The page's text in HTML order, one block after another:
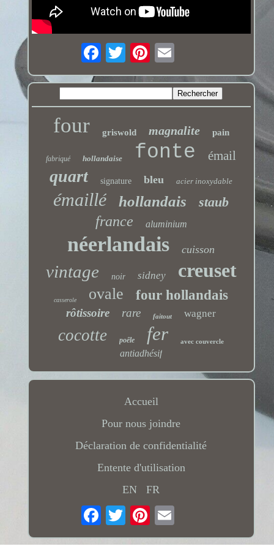
four griswold magnalite pain
fabriqué hollandaise fonte émail
quart signature bleu acier inoxydable
émaillé hollandais staub
france aluminium
néerlandais cuisson
vintage noir sidney creuset
casserole ovale four hollandais
rôtissoire rare faitout wagner
cocotte poêle fer avec couvercle
antiadhésif
Accueil
Pour nous joindre
Déclaration de confidentialité
Entente d'utilisation
EN
FR